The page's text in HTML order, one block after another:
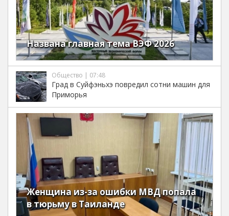
Названа главная тема ВЭФ 2026
Общество | 07:48
Град в Суйфэньхэ повредил сотни машин для
Приморья
Женщина из-за ошибки МВД попала
в тюрьму в Таиланде